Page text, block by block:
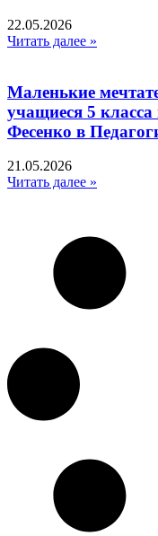
22.05.2026
Читать далее »
Маленькие
учащиеся 5
Фесенко в
21.05.2026
Читать далее »